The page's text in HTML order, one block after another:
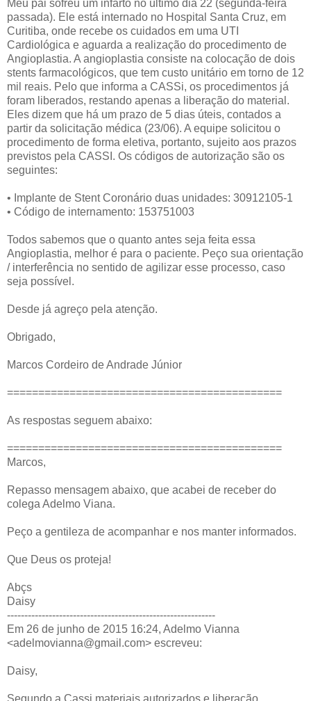
Meu pai sofreu um infarto no último dia 22 (segunda-feira
passada). Ele está internado no Hospital Santa Cruz, em
Curitiba, onde recebe os cuidados em uma UTI
Cardiológica e aguarda a realização do procedimento de
Angioplastia. A angioplastia consiste na colocação de dois
stents farmacológicos, que tem custo unitário em torno de 12
mil reais. Pelo que informa a CASSi, os procedimentos já
foram liberados, restando apenas a liberação do material.
Eles dizem que há um prazo de 5 dias úteis, contados a
partir da solicitação médica (23/06). A equipe solicitou o
procedimento de forma eletiva, portanto, sujeito aos prazos
previstos pela CASSI. Os códigos de autorização são os
seguintes:
• Implante de Stent Coronário duas unidades: 30912105-1
• Código de internamento: 153751003
Todos sabemos que o quanto antes seja feita essa
Angioplastia, melhor é para o paciente. Peço sua orientação
/ interferência no sentido de agilizar esse processo, caso
seja possível.
Desde já agreço pela atenção.
Obrigado,
Marcos Cordeiro de Andrade Júnior
============================================
As respostas seguem abaixo:
============================================
Marcos,
Repasso mensagem abaixo, que acabei de receber do
colega Adelmo Viana.
Peço a gentileza de acompanhar e nos manter informados.
Que Deus os proteja!
Abçs
Daisy
------------------------------------------------------------
Em 26 de junho de 2015 16:24, Adelmo Vianna
<adelmovianna@gmail.com> escreveu:
Daisy,
Segundo a Cassi materiais autorizados e liberação